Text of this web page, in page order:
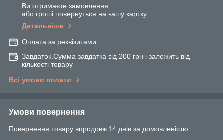
Ви отримаєте замовлення
або гроші повернуться на вашу картку
Детальніше
Оплата за реквізитами
Завдаток.Сумма завдатка від 200 грн і залежить від
кількості товару
Всі умови оплати
Умови повернення
Повернення товару впродовж 14 днів за домовленістю